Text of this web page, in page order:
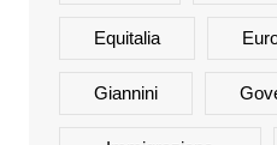
Equitalia
Giannini